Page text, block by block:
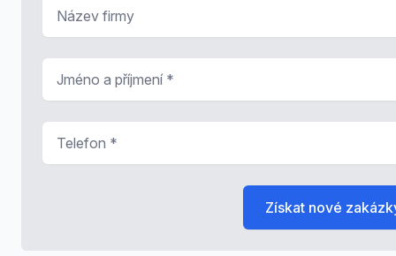
Získat nové